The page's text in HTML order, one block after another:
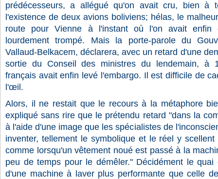
prédécesseurs, a allégué qu'on avait cru, bien à
l'existence de deux avions boliviens; hélas, le
route pour Vienne à l'instant où l'on avait enfin
lourdement trompé. Mais la porte-parole du
Vallaud-Belkacem, déclarera, avec un retard d'une
sortie du Conseil des ministres du lendemain, à
français avait enfin levé l'embargo. Il est difficile de
l'œil.
Alors, il ne restait que le recours à la métaphore
expliqué sans rire que le prétendu retard "dans la
à l'aide d'une image que les spécialistes de
inventer, tellement le symbolique et le réel y
comme lorsqu'un vêtement noué est passé à la
peu de temps pour le démêler." Décidément le
d'une machine à laver plus performante que celle